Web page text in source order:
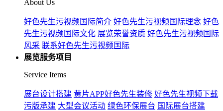
About Us
好色先生污视频国际简介 好色先生污视频国际理念 好色
先生污视频国际文化 展览荣誉资质 好色先生污视频国际
风采 联系好色先生污视频国际
展览服务项目
Service Items
展台设计搭建 黄片APP好色先生装修 好色先生视频下载
污版承建 大型会议活动 绿色环保展台 国际展台搭建